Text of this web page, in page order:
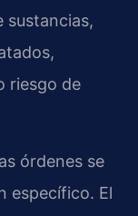
sustancias,
riesgo de
órdenes se
específico. El